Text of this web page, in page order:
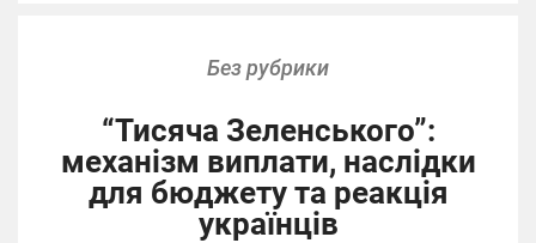
Без рубрики
“Тисяча Зеленського”:
механізм виплати, наслідки
для бюджету та реакція
українців